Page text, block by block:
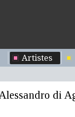
Artistes
di